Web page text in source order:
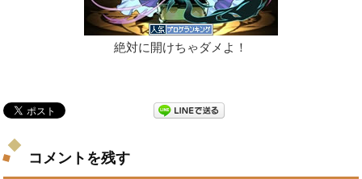
絶対に開けちゃダメよ！
コメントを残す